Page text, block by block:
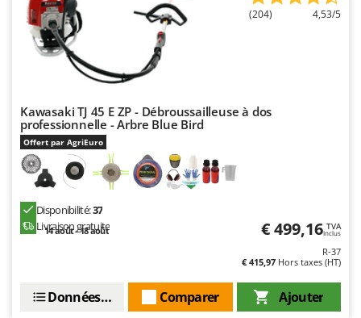
Zephir
ZGrills
Zodiac
Zomax
(204) 4,53/5
Kawasaki TJ 45 E ZP - Débroussailleuse à dos
professionnelle - Arbre Blue Bird
Offert par AgriEuro
Disponibilité:37
Livraison gratuite
14 août - 18 août € 499,16 TVA
Inclus
R-37
€ 415,97 Hors taxes (HT)
Ajouter
Comparer
Données techniques